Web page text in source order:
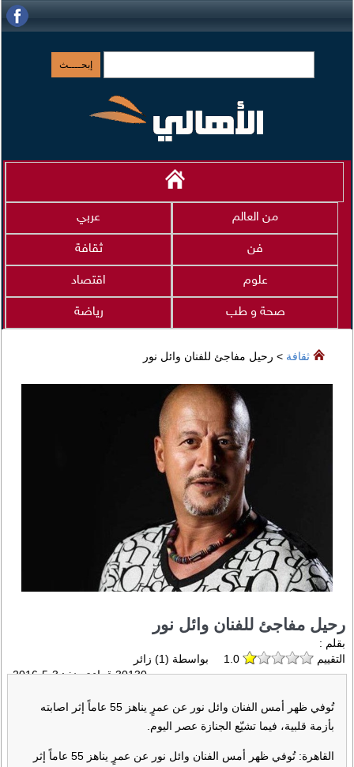
عربي من العالم
ثقافة فن
اقتصاد علوم
رياضة صحة و طب
ثقافة > رحيل مفاجئ للفنان وائل نور
رحيل مفاجئ للفنان وائل نور
بقلم :
التقييم
1.0 بواسطة (1) زائر
30130 قراءة منذ :
3-5-2016
تُوفي ظهر أمس الفنان وائل نور عن عمرٍ يناهز 55 عاماً إثر اصابته
بأزمة قلبية، فيما تشيّع الجنازة عصر اليوم.
القاهرة: تُوفي ظهر أمس الفنان وائل نور عن عمرٍ يناهز 55 عاماً إثر